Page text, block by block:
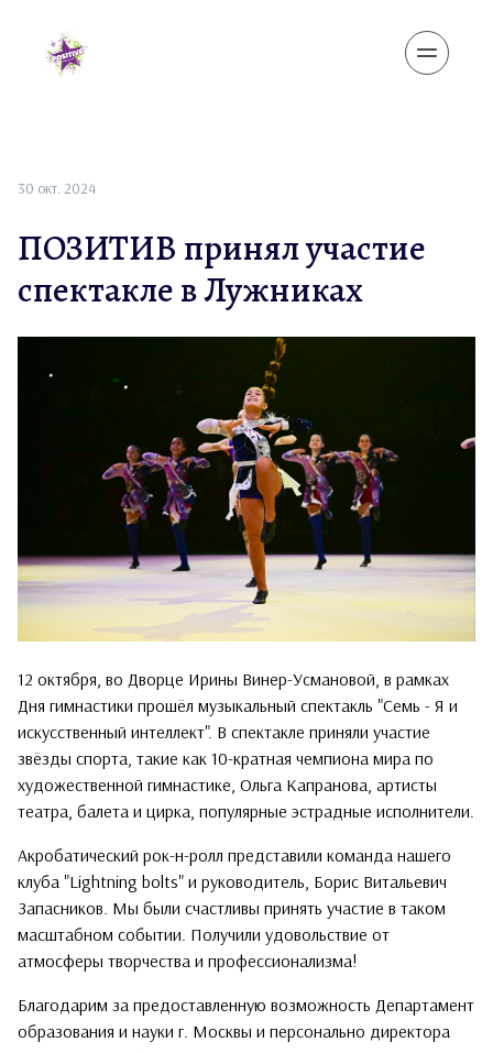
30 окт. 2024
ПОЗИТИВ принял участие
спектакле в Лужниках
12 октября, во Дворце Ирины Винер-Усмановой, в рамках
Дня гимнастики прошёл музыкальный спектакль "Семь - Я и
искусственный интеллект". В спектакле приняли участие
звёзды спорта, такие как 10-кратная чемпиона мира по
художественной гимнастике, Ольга Капранова, артисты
театра, балета и цирка, популярные эстрадные исполнители.
Акробатический рок-н-ролл представили команда нашего
клуба "Lightning bolts" и руководитель, Борис Витальевич
Запасников. Мы были счастливы принять участие в таком
масштабном событии. Получили удовольствие от
атмосферы творчества и профессионализма!
Благодарим за предоставленную возможность Департамент
образования и науки г. Москвы и персонально директора